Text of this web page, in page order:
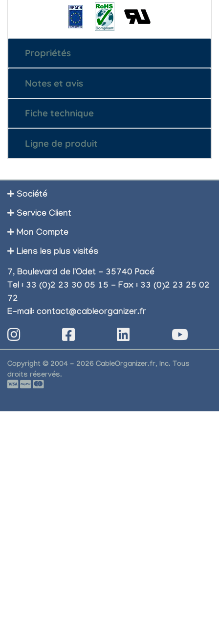
Propriétés
Notes et avis
Fiche technique
Ligne de produit
Société
Service Client
Mon Compte
Liens les plus visités
7, Boulevard de l'Odet - 35740 Pacé
Tel : 33 (0)2 23 30 05 15 - Fax : 33 (0)2 23 25 02
72
E-mail: contact@cableorganizer.fr
Copyright © 2004 - 2026 CableOrganizer.fr, Inc. Tous
droits réservés.